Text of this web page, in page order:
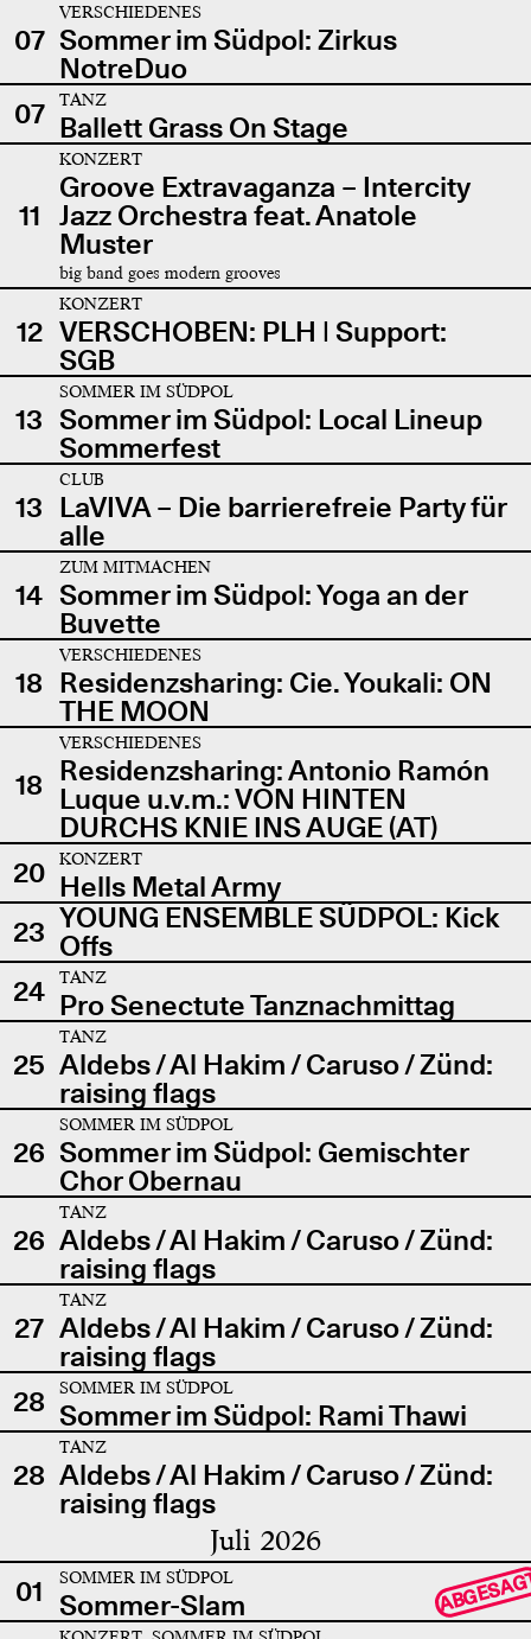
07
VERSCHIEDENES
Sommer im Südpol: Zirkus
NotreDuo
07
TANZ
Ballett Grass On Stage
11
KONZERT
Groove Extravaganza – Intercity
Jazz Orchestra feat. Anatole
Muster
big band goes modern grooves
12
KONZERT
VERSCHOBEN: PLH | Support:
SGB
13
SOMMER IM SÜDPOL
Sommer im Südpol: Local Lineup
Sommerfest
13
CLUB
LaVIVA – Die barrierefreie Party für
alle
14
ZUM MITMACHEN
Sommer im Südpol: Yoga an der
Buvette
18
VERSCHIEDENES
Residenzsharing: Cie. Youkali: ON
THE MOON
18
VERSCHIEDENES
Residenzsharing: Antonio Ramón
Luque u.v.m.: VON HINTEN
DURCHS KNIE INS AUGE (AT)
20
KONZERT
Hells Metal Army
23 YOUNG ENSEMBLE SÜDPOL: Kick
Offs
24
TANZ
Pro Senectute Tanznachmittag
25
TANZ
Aldebs / Al Hakim / Caruso / Zünd:
raising flags
26
SOMMER IM SÜDPOL
Sommer im Südpol: Gemischter
Chor Obernau
26
TANZ
Aldebs / Al Hakim / Caruso / Zünd:
raising flags
27
TANZ
Aldebs / Al Hakim / Caruso / Zünd:
raising flags
28
SOMMER IM SÜDPOL
Sommer im Südpol: Rami Thawi
28
TANZ
Aldebs / Al Hakim / Caruso / Zünd:
raising flags
Juli 2026
01 SOMMER IM SÜDPOL
Sommer-Slam